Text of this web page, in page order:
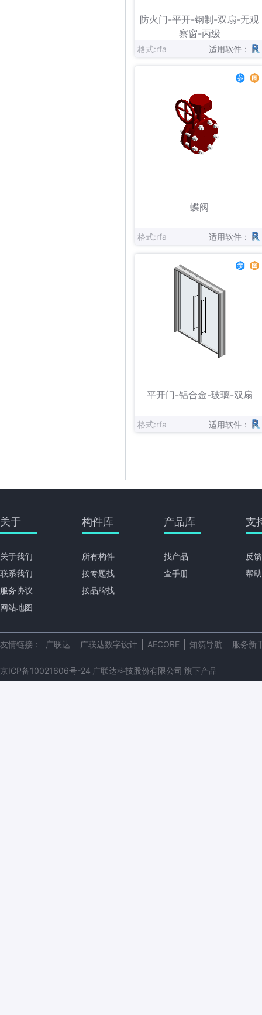
防火门-平开-钢制-双扇-无观
察窗-丙级
格式:rfa 适用软件：
蝶阀
格式:rfa 适用软件：
平开门-铝合金-玻璃-双扇
格式:rfa 适用软件：
关于
关于我们
联系我们
服务协议
网站地图
构件库
所有构件
按专题找
按品牌找
产品库
找产品
查手册
支
反
帮
友情链接： 广联达 广联达数字设计 AECORE 知筑导航 服务新
京ICP备10021606号-24 广联达科技股份有限公司 旗下产品